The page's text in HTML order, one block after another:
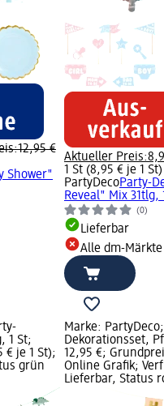
12,95 €
Shower"
Aktueller Preis:
1 St (8,95 € je 1 St)
PartyDecoParty-
Reveal" Mix 31tlg,
(0)
Lieferbar
Alle dm-Märkte
1 St;
€ je 1 St);
grün
Marke:
Dekorationsset,
12,95 €;
Online Grafik;
Lieferbar, Status